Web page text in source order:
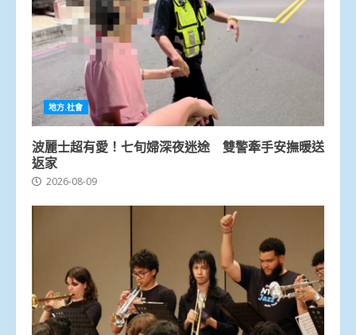
地方.社會
波麗士超有愛！七旬婦深夜迷途 雙警牽手安撫暖送
返家
2026-08-09